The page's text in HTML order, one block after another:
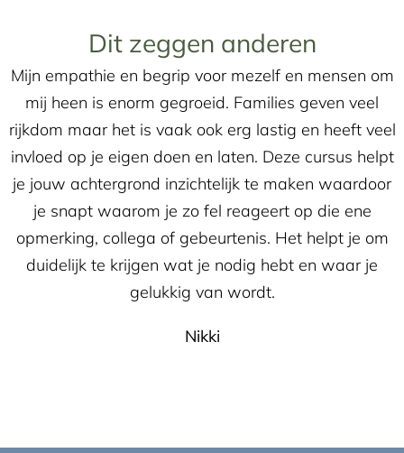
Dit zeggen anderen
Mijn empathie en begrip voor mezelf en mensen om
mij heen is enorm gegroeid. Families geven veel
rijkdom maar het is vaak ook erg lastig en heeft veel
invloed op je eigen doen en laten. Deze cursus helpt
je jouw achtergrond inzichtelijk te maken waardoor
je snapt waarom je zo fel reageert op die ene
opmerking, collega of gebeurtenis. Het helpt je om
duidelijk te krijgen wat je nodig hebt en waar je
gelukkig van wordt.
Nikki